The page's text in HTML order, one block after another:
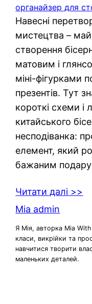
органайзер для
Навесні
мистецтва –
створення
матовим і
міні-фігурками
презентів. Тут
короткі схеми і
китайського
несподіванка:
елемент, який
бажаним
Читати далі >>
Mia admin
Я Мія, авторка Mia
класи, викрійки та
навчитися творити
маленьких деталей.